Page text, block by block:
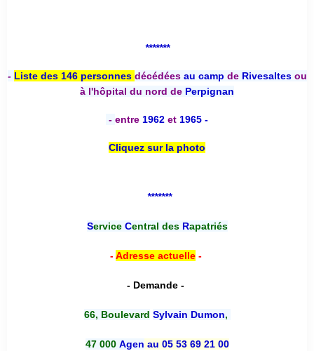
*******
- Liste des 146 personnes décédées au camp deRivesaltesou
à l'hôpital du nord de Perpignan
- entre 1962 et 1965 -
Cliquez sur la photo
*******
Service Central desRapatriés
-Adresse actuelle-
- Demande -
66, Boulevard Sylvain Dumon,
47 000 Agen au 05 53 69 21 00